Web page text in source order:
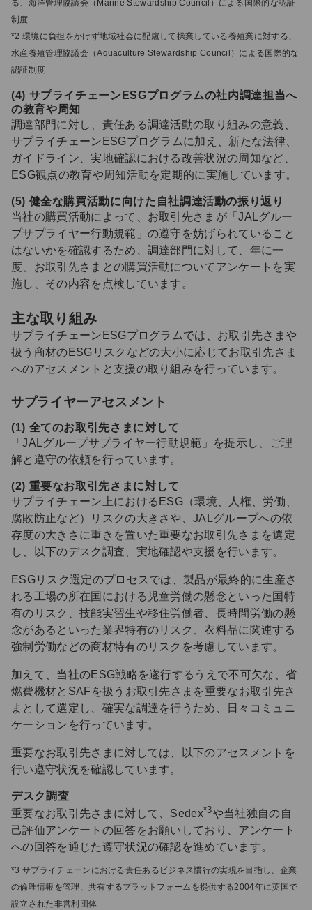
る、海洋管理協議会（Marine Stewardship Council）による国際的な認証
制度
*2 環境に負担をかけず地域社会に配慮して操業している養殖業に対する、
水産養殖管理協議会（Aquaculture Stewardship Council）による国際的な
認証制度
(4) サプライチェーンESGプログラムの社内調達担当へ
の教育や周知
調達部門に対し、責任ある調達活動の取り組みの意義、
サプライチェーンESGプログラムに加え、新たな法律、
ガイドライン、実地確認における改善状況の周知など、
ESG観点の教育や周知活動を定期的に実施しています。
(5) 健全な購買活動に向けた自社調達活動の振り返り
当社の購買活動によって、お取引先さまが「JALグルー
プサプライヤー行動規範」の遵守を妨げられていること
はないかを確認するため、調達部門に対して、年に一
度、お取引先さまとの購買活動についてアンケートを実
施し、その内容を点検しています。
主な取り組み
サプライチェーンESGプログラムでは、お取引先さまや
扱う商材のESGリスクなどの大小に応じてお取引先さま
へのアセスメントと支援の取り組みを行っています。
サプライヤーアセスメント
(1) 全てのお取引先さまに対して
「JALグループサプライヤー行動規範」を提示し、ご理
解と遵守の依頼を行っています。
(2) 重要なお取引先さまに対して
サプライチェーン上におけるESG（環境、人権、労働、
腐敗防止など）リスクの大きさや、JALグループへの依
存度の大きさに重きを置いた重要なお取引先さまを選定
し、以下のデスク調査、実地確認や支援を行います。
ESGリスク選定のプロセスでは、製品が最終的に生産さ
れる工場の所在国における児童労働の懸念といった国特
有のリスク、技能実習生や移住労働者、長時間労働の懸
念があるといった業界特有のリスク、衣料品に関連する
強制労働などの商材特有のリスクを考慮しています。
加えて、当社のESG戦略を遂行するうえで不可欠な、省
燃費機材とSAFを扱うお取引先さまを重要なお取引先さ
まとして選定し、確実な調達を行うため、日々コミュニ
ケーションを行っています。
重要なお取引先さまに対しては、以下のアセスメントを
行い遵守状況を確認しています。
デスク調査
重要なお取引先さまに対して、Sedex*3や当社独自の自
己評価アンケートの回答をお願いしており、アンケート
への回答を通じた遵守状況の確認を進めています。
*3 サプライチェーンにおける責任あるビジネス慣行の実現を目指し、企業
の倫理情報を管理、共有するプラットフォームを提供する2004年に英国で
設立された非営利団体